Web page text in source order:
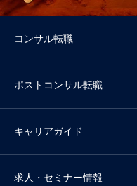
コンサル転職
ポストコンサル転職
キャリアガイド
求人・セミナー情報